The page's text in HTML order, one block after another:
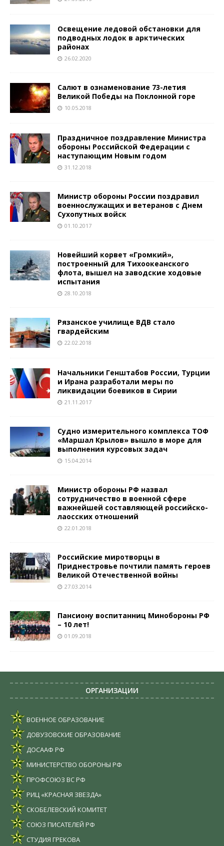
Освещение ледовой обстановки для
подводных лодок в арктических
районах
26.02.2020
Салют в ознаменование 73-летия
Великой Победы на Поклонной горе
10.05.2018
Праздничное поздравление Министра
обороны Российской Федерации с
наступающим Новым годом
31.12.2018
Министр обороны России поздравил
военнослужащих и ветеранов с Днем
Сухопутных войск
01.10.2017
Новейший корвет «Громкий»,
построенный для Тихоокеанского
флота, вышел на заводские ходовые
испытания
28.10.2018
Рязанское училище ВДВ стало
гвардейским
22.02.2018
Начальники Генштабов России, Турции
и Ирана разработали меры по
ликвидации боевиков в Сирии
21.11.2017
Судно измерительного комплекса ТОФ
«Маршал Крылов» вышло в море для
выполнения курсовых задач
15.04.2014
Министр обороны РФ назвал
сотрудничество в военной сфере
важнейшей составляющей российско-
лаосских отношений
22.01.2018
Российские миротворцы в
Приднестровье почтили память героев
Великой Отечественной войны
27.03.2014
Пансиону воспитанниц Минобороны РФ
– 10 лет!
01.09.2018
ОРГАНИЗАЦИИ
ВОЕННОЕ ОБРАЗОВАНИЕ
ДОВУЗОВСКИЕ ОБРАЗОВАНИЕ
ДОСААФ РФ
МИНИСТЕРСТВО ОБОРОНЫ РФ
ПРОФСОЮЗ ВС РФ
РИЦ «КРАСНАЯ ЗВЕЗДА»
СКОБЕЛЕВСКИЙ КОМИТЕТ
СОЮЗ ПИСАТЕЛЕЙ РФ
СТУДИЯ ГРЕКОВА